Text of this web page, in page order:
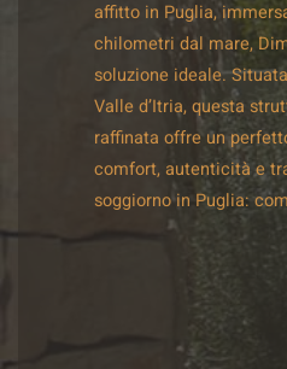
affitto in Puglia,
chilometri dal mare,
soluzione ideale.
Valle d’Itria, questa
raffinata offre un
comfort, autenticità e
soggiorno in Puglia: